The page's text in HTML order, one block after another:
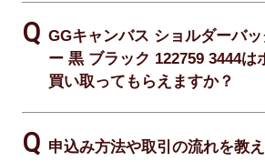
GGキャンバス ショルダーバ
ー 黒 ブラック 122759 3444は
買い取ってもらえますか？
申込み方法や取引の流れを教え